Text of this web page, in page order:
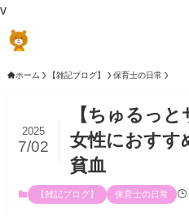
v
ホーム 【雑記ブログ】 保育士の日常
【ちゅるっ
女性におすす
貧血
2025
7/02
【雑記ブログ】 保育士の日常